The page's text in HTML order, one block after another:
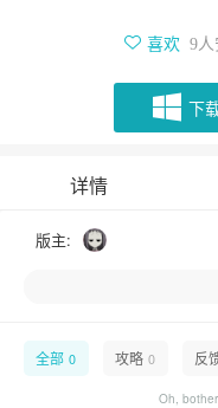
喜欢 9
下
详情
版主:
全部 0 攻略 0 反
Oh,